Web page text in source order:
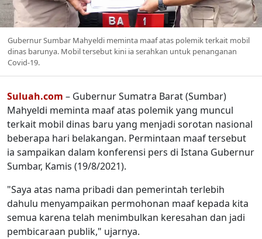
Gubernur Sumbar Mahyeldi meminta maaf atas polemik terkait mobil
dinas barunya. Mobil tersebut kini ia serahkan untuk penanganan
Covid-19.
Suluah.com – Gubernur Sumatra Barat (Sumbar)
Mahyeldi meminta maaf atas polemik yang muncul
terkait mobil dinas baru yang menjadi sorotan nasional
beberapa hari belakangan. Permintaan maaf tersebut
ia sampaikan dalam konferensi pers di Istana Gubernur
Sumbar, Kamis (19/8/2021).
"Saya atas nama pribadi dan pemerintah terlebih
dahulu menyampaikan permohonan maaf kepada kita
semua karena telah menimbulkan keresahan dan jadi
pembicaraan publik," ujarnya.